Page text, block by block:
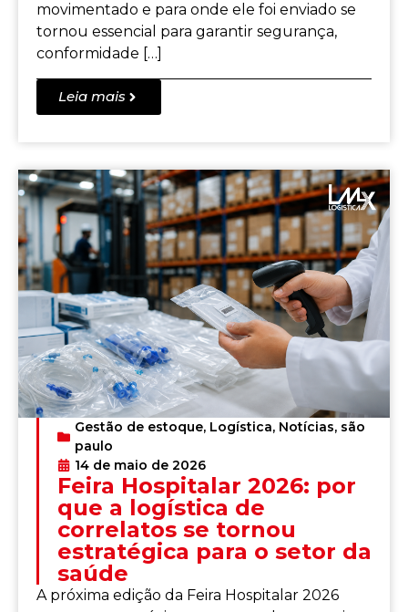
movimentado e para onde ele foi enviado se
tornou essencial para garantir segurança,
conformidade […]
Leia mais
Gestão de estoque, Logística, Notícias, são
paulo
14 de maio de 2026
Feira Hospitalar 2026: por
que a logística de
correlatos se tornou
estratégica para o setor da
saúde
A próxima edição da Feira Hospitalar 2026